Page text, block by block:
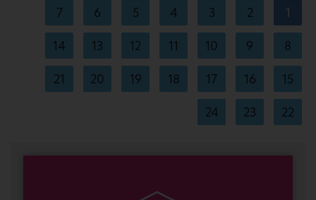
1
2
3
4
5
6
7
8
9
10
11
12
13
14
15
16
17
18
19
20
21
22
23
24